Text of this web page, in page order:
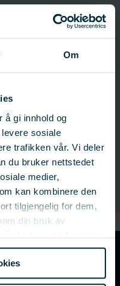
Om
å gi innhold og
sosiale
trafikken vår. Vi deler
du bruker nettstedet
medier,
kan kombinere den
tilgjengelig for dem,
din bruk av
bruk av nødvendige
vårt.